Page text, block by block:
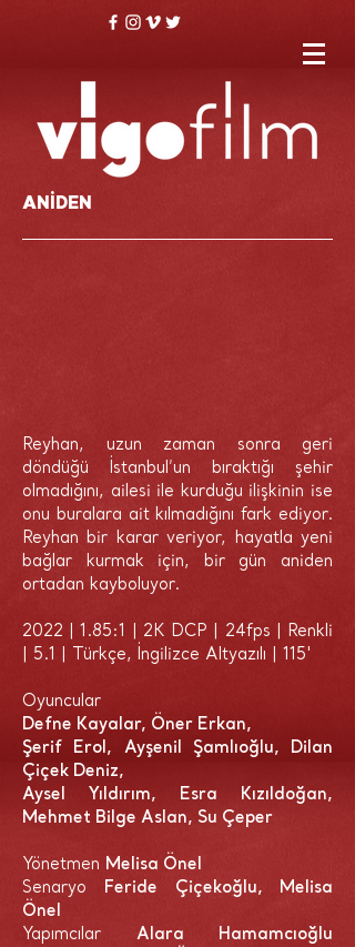
ANİDEN
Reyhan, uzun zaman sonra geri
döndüğü İstanbul’un bıraktığı şehir
olmadığını, ailesi ile kurduğu ilişkinin ise
onu buralara ait kılmadığını fark ediyor.
Reyhan bir karar veriyor, hayatla yeni
bağlar kurmak için, bir gün aniden
ortadan kayboluyor.
2022 | 1.85:1 | 2K DCP | 24fps | Renkli
| 5.1 | Türkçe, İngilizce Altyazılı | 115'
Oyuncular
Defne Kayalar, Öner Erkan,
Şerif Erol, Ayşenil Şamlıoğlu, Dilan
Çiçek Deniz,
Aysel Yıldırım, Esra Kızıldoğan,
Mehmet Bilge Aslan, Su Çeper
Yönetmen Melisa Önel
Senaryo Feride Çiçekoğlu, Melisa
Önel
Yapımcılar Alara Hamamcıoğlu